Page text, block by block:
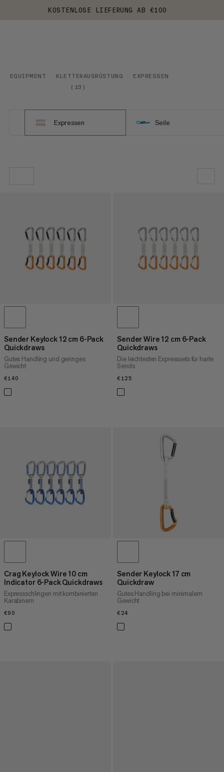
KOSTENLOSE LIEFERUNG AB €100
EQUIPMENT KLETTERAUSRÜSTUNG
EXPRESSEN
( 13 )
Expressen Seile
HÖCHSTER PREIS
NEUHEITEN
Sender Keylock 12 cm 6-Pack
Quickdraws
Gutes Handling und geringes
Gewicht
€140
Sender Wire 12 cm 6-Pack
Quickdraws
Die leichtesten Expresssets für harte
Sends
€125
Crag Keylock Wire 10 cm
Indicator 6-Pack Quickdraws
Expressschlingen mit kombinierten
Karabinern
€90
Sender Keylock 17 cm
Quickdraw
Gutes Handling bei minimalem
Gewicht
€24